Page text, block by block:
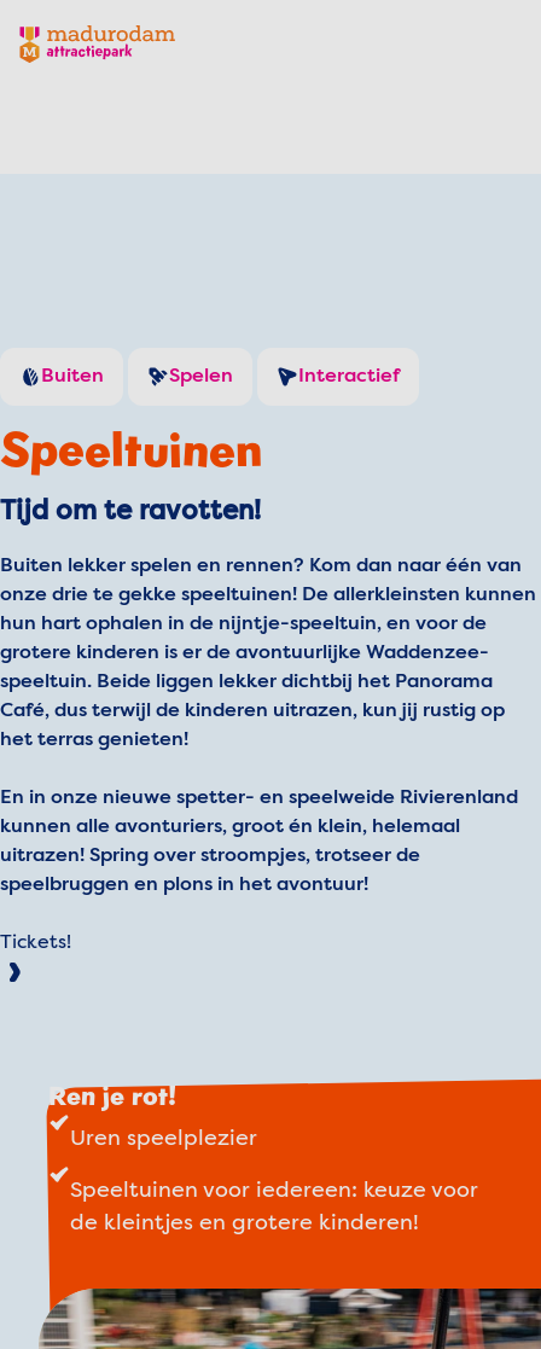
Madurodam logo, naar de homepage
Speeltuinen
Buiten Spelen Interactief
Tijd om te ravotten!
Buiten lekker spelen en rennen? Kom dan naar één van
onze drie te gekke speeltuinen! De allerkleinsten kunnen
hun hart ophalen in de nijntje-speeltuin, en voor de
grotere kinderen is er de avontuurlijke Waddenzee-
speeltuin. Beide liggen lekker dichtbij het Panorama
Café, dus terwijl de kinderen uitrazen, kun jij rustig op
het terras genieten!
En in onze nieuwe spetter- en speelweide Rivierenland
kunnen alle avonturiers, groot én klein, helemaal
uitrazen! Spring over stroompjes, trotseer de
speelbruggen en plons in het avontuur!
Tickets!
Ren je rot!
Uren speelplezier
Speeltuinen voor iedereen: keuze voor
de kleintjes en grotere kinderen!